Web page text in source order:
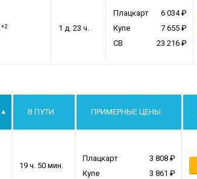
+2 1 д. 23 ч.
Плацкарт
6 034
Купе
7 655
СВ
23 216
В ПУТИ ПРИМЕРНЫЕ ЦЕНЫ
19 ч. 50 мин.
Плацкарт
3 808
Купе
3 861